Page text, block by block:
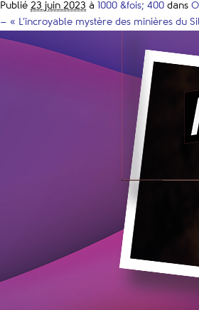
Publié 23 juin 2023 à 1000 &fois; 400 dans
– « L’incroyable mystère des minières du